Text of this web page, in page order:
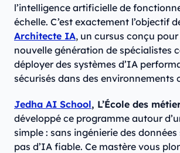
l’intelligence artificielle de
échelle. C’est exactement l’objectif
Architecte IA, un cursus conçu
nouvelle génération de spécialistes
déployer des systèmes d’IA
sécurisés dans des environnements
Jedha AI School, L’École des
développé ce programme autour
simple : sans ingénierie des données
pas d’IA fiable. Ce mastère vous